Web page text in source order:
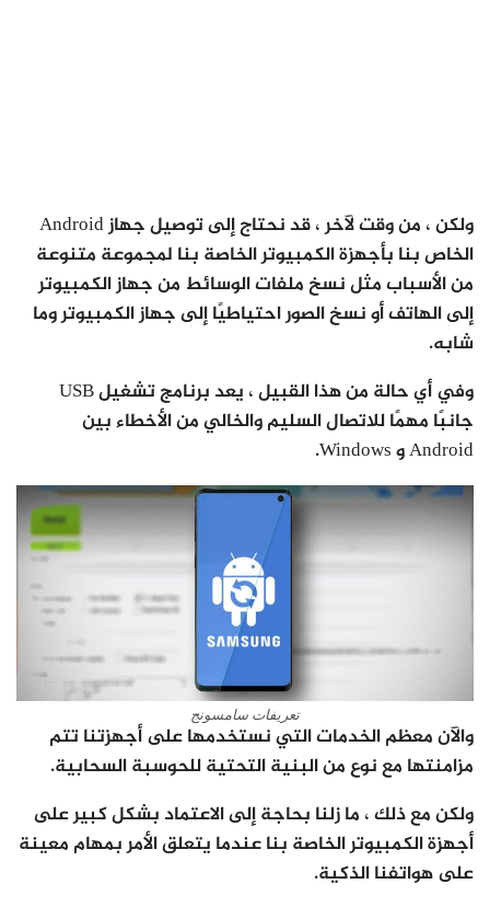
ولكن ، من وقت لآخر ، قد نحتاج إلى توصيل جهاز Android
الخاص بنا بأجهزة الكمبيوتر الخاصة بنا لمجموعة متنوعة
من الأسباب مثل نسخ ملفات الوسائط من جهاز الكمبيوتر
إلى الهاتف أو نسخ الصور احتياطيًا إلى جهاز الكمبيوتر وما
شابه.
وفي أي حالة من هذا القبيل ، يعد برنامج تشغيل USB
جانبًا مهمًا للاتصال السليم والخالي من الأخطاء بين
Android و Windows.
تعريفات سامسونج
والآن معظم الخدمات التي نستخدمها على أجهزتنا تتم
مزامنتها مع نوع من البنية التحتية للحوسبة السحابية.
ولكن مع ذلك ، ما زلنا بحاجة إلى الاعتماد بشكل كبير على
أجهزة الكمبيوتر الخاصة بنا عندما يتعلق الأمر بمهام معينة
على هواتفنا الذكية.